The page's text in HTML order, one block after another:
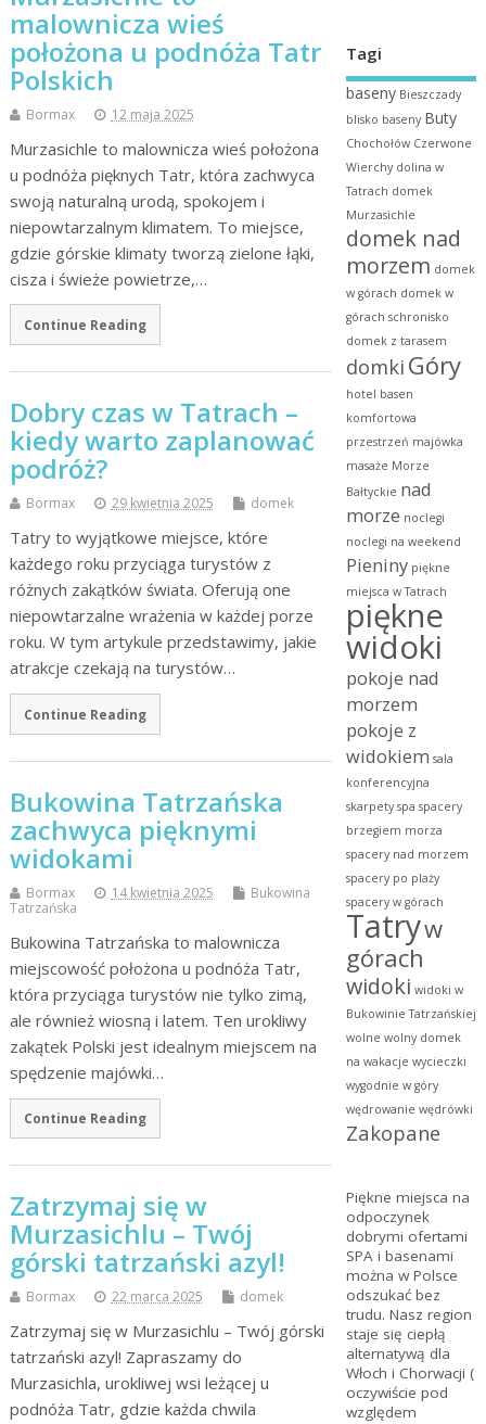
malownicza wieś
położona u podnóża Tatr
Polskich
Bormax 12 maja 2025
Murzasichle to malownicza wieś położona
u podnóża pięknych Tatr, która zachwyca
swoją naturalną urodą, spokojem i
niepowtarzalnym klimatem. To miejsce,
gdzie górskie klimaty tworzą zielone łąki,
cisza i świeże powietrze,…
Continue Reading
Dobry czas w Tatrach –
kiedy warto zaplanować
podróż?
Bormax 29 kwietnia 2025 domek
Tatry to wyjątkowe miejsce, które
każdego roku przyciąga turystów z
różnych zakątków świata. Oferują one
niepowtarzalne wrażenia w każdej porze
roku. W tym artykule przedstawimy, jakie
atrakcje czekają na turystów…
Continue Reading
Bukowina Tatrzańska
zachwyca pięknymi
widokami
Bormax 14 kwietnia 2025
Bukowina
Tatrzańska
Bukowina Tatrzańska to malownicza
miejscowość położona u podnóża Tatr,
która przyciąga turystów nie tylko zimą,
ale również wiosną i latem. Ten urokliwy
zakątek Polski jest idealnym miejscem na
spędzenie majówki…
Continue Reading
Zatrzymaj się w
Murzasichlu – Twój
górski tatrzański azyl!
Bormax 22 marca 2025 domek
Zatrzymaj się w Murzasichlu – Twój górski
tatrzański azyl! Zapraszamy do
Murzasichla, urokliwej wsi leżącej u
podnóża Tatr, gdzie każda chwila
Tagi
baseny Bieszczady
blisko baseny Buty
Chochołów Czerwone
Wierchy dolina w
Tatrach domek
Murzasichle
domek nad
morzem domek
w górach domek w
górach schronisko
domek z tarasem
domki Góry
hotel basen
komfortowa
przestrzeń majówka
masaże Morze
Bałtyckie nad
morze noclegi
noclegi na weekend
Pieniny piękne
miejsca w Tatrach
piękne
widoki
pokoje nad
morzem
pokoje z
widokiem sala
konferencyjna
skarpety spa spacery
brzegiem morza
spacery nad morzem
spacery po plaży
spacery w górach
Tatryw
górach
widoki widoki w
Bukowinie Tatrzańskiej
wolne wolny domek
na wakacje wycieczki
wygodnie w góry
wędrowanie wędrówki
Zakopane
Piękne miejsca na
odpoczynek
dobrymi ofertami
SPAi basenami
można w Polsce
odszukać bez
trudu. Nasz region
staje się ciepłą
alternatywą dla
Włoch i Chorwacji (
oczywiście pod
względem